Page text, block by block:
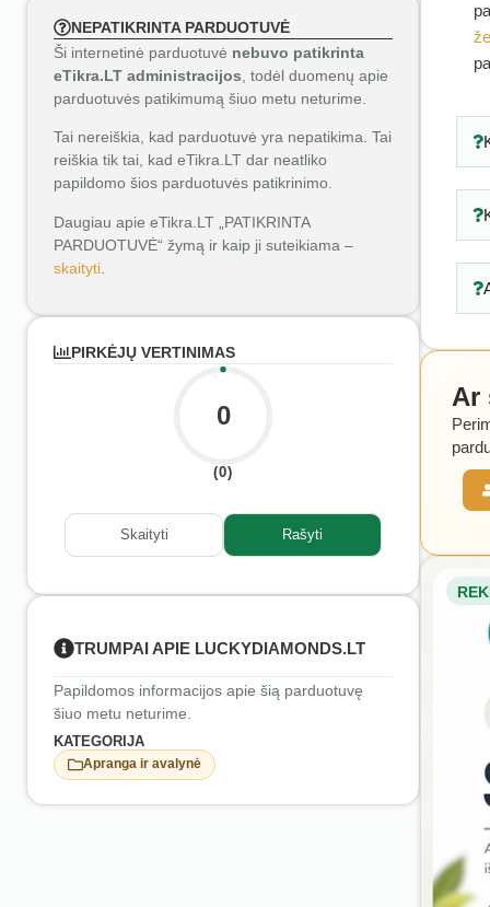
NEPATIKRINTA PARDUOTUVĖ
Ši internetinė parduotuvė nebuvo patikrinta
eTikra.LT administracijos , todėl duomenų apie
parduotuvės patikimumą šiuo metu neturime.
Tai nereiškia, kad parduotuvė yra nepatikima. Tai
reiškia tik tai, kad eTikra.LT dar neatliko
papildomo šios parduotuvės patikrinimo.
Daugiau apie eTikra.LT „PATIKRINTA
PARDUOTUVĖ“ žymą ir kaip ji suteikiama –
skaityti
PIRKĖJŲ VERTINIMAS
0
(0)
Skaityti Rašyti
TRUMPAI APIE LUCKYDIAMONDS.LT
Papildomos informacijos apie šią parduotuvę
šiuo metu neturime.
KATEGORIJA
Apranga ir avalynė
Ar